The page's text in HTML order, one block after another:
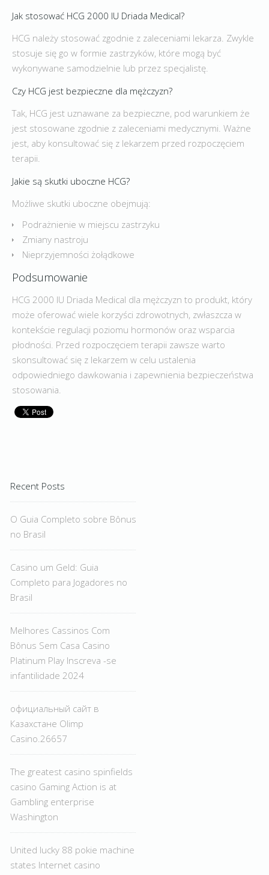
Jak stosować HCG 2000 IU Driada Medical?
HCG należy stosować zgodnie z zaleceniami lekarza. Zwykle
stosuje się go w formie zastrzyków, które mogą być
wykonywane samodzielnie lub przez specjalistę.
Czy HCG jest bezpieczne dla mężczyzn?
Tak, HCG jest uznawane za bezpieczne, pod warunkiem że
jest stosowane zgodnie z zaleceniami medycznymi. Ważne
jest, aby konsultować się z lekarzem przed rozpoczęciem
terapii.
Jakie są skutki uboczne HCG?
Możliwe skutki uboczne obejmują:
Podrażnienie w miejscu zastrzyku
Zmiany nastroju
Nieprzyjemności żołądkowe
Podsumowanie
HCG 2000 IU Driada Medical dla mężczyzn to produkt, który
może oferować wiele korzyści zdrowotnych, zwłaszcza w
kontekście regulacji poziomu hormonów oraz wsparcia
płodności. Przed rozpoczęciem terapii zawsze warto
skonsultować się z lekarzem w celu ustalenia
odpowiedniego dawkowania i zapewnienia bezpieczeństwa
stosowania.
Recent Posts
O Guia Completo sobre Bônus
no Brasil
Casino um Geld: Guia
Completo para Jogadores no
Brasil
Melhores Cassinos Com
Bônus Sem Casa Casino
Platinum Play Inscreva -se
infantilidade 2024
официальный сайт в
Казахстане Olimp
Casino.26657
The greatest casino spinfields
casino Gaming Action is at
Gambling enterprise
Washington
United lucky 88 pokie machine
states Internet casino